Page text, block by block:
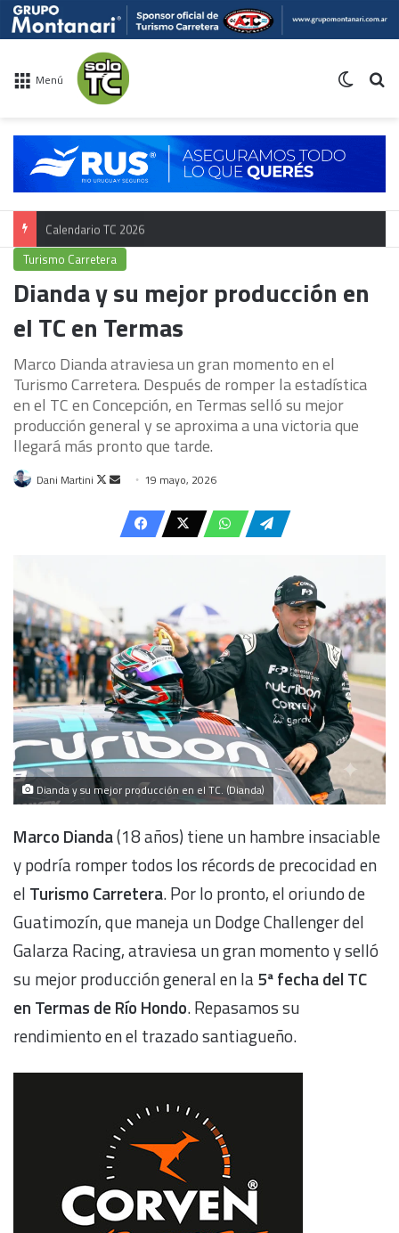
Menú
Calendario TC 2026
Turismo Carretera
Dianda y su mejor producción en
el TC en Termas
Marco Dianda atraviesa un gran momento en el
Turismo Carretera. Después de romper la estadística
en el TC en Concepción, en Termas selló su mejor
producción general y se aproxima a una victoria que
llegará más pronto que tarde.
Dani Martini
Follow
Send
email
19 mayo, 2026
Dianda y su mejor producción en el TC. (Dianda)
Marco Dianda(18 años) tiene un hambre insaciable
y podría romper todos los récords de precocidad en
el Turismo Carretera. Por lo pronto, el oriundo de
Guatimozín, que maneja un Dodge Challenger del
Galarza Racing, atraviesa un gran momento y selló
su mejor producción general en la5ª fecha del TC
en Termas de Río Hondo. Repasamos su
rendimiento en el trazado santiagueño.